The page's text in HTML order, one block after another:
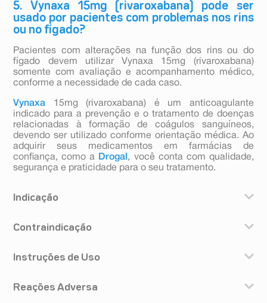
5. Vynaxa 15mg (rivaroxabana) pode ser
usado por pacientes com problemas nos rins
ou no fígado?
Pacientes com alterações na função dos rins ou do
fígado devem utilizar Vynaxa 15mg (rivaroxabana)
somente com avaliação e acompanhamento médico,
conforme a necessidade de cada caso.
Vynaxa 15mg (rivaroxabana) é um anticoagulante
indicado para a prevenção e o tratamento de doenças
relacionadas à formação de coágulos sanguíneos,
devendo ser utilizado conforme orientação médica. Ao
adquirir seus medicamentos em farmácias de
confiança, como a
Drogal , você conta com qualidade,
segurança e praticidade para o seu tratamento.
Indicação
derrame (AVC) e de formação de coágulo em outros
valvular) que apresente um ou mais fatores de risco,
75 anos de idade ou mais, diabetes mellitus, derrame
ou ataque isquêmico transitório anteriores.
Contraindicação
Se você for alérgico (hipersensível) à rivaroxabana ou a
com sangramento que requer cuidados especiais (por
Instruções de Uso
Sempre use Vynaxa 15mg ® (rivaroxabana) exatamente
Reações Adversa